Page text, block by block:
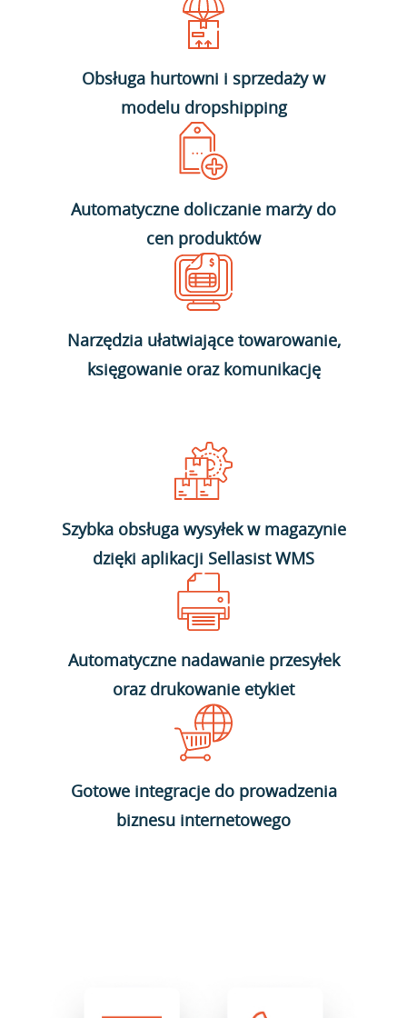
Obsługa hurtowni i sprzedaży w
modelu dropshipping
Automatyczne doliczanie marży do
cen produktów
Narzędzia ułatwiające towarowanie,
księgowanie oraz komunikację
Szybka obsługa wysyłek w magazynie
dzięki aplikacji Sellasist WMS
Automatyczne nadawanie przesyłek
oraz drukowanie etykiet
Gotowe integracje do prowadzenia
biznesu internetowego